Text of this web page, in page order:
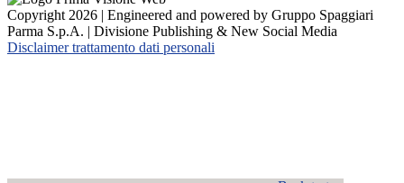
Copyright 2026 | Engineered and powered by Gruppo Spaggiari
Parma S.p.A. | Divisione Publishing & New Social Media
Disclaimer trattamento dati personali